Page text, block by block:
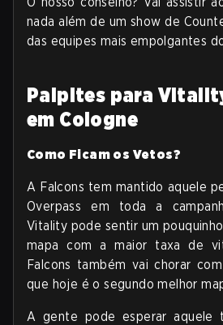
nada além de um show de
das equipes mais empolgantes
Palpites para
em Cologne
Como Ficam os Vetos?
A Falcons tem mantido aquele
Overpass em toda a
Vitality pode sentir um
mapa com a maior taxa de
Falcons também vai chorar
que hoje é o segundo melhor
A gente pode esperar aquele